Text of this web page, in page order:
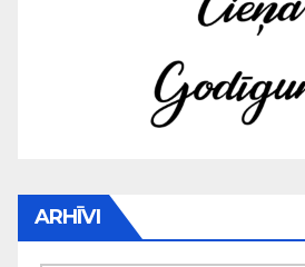
ARHĪVI